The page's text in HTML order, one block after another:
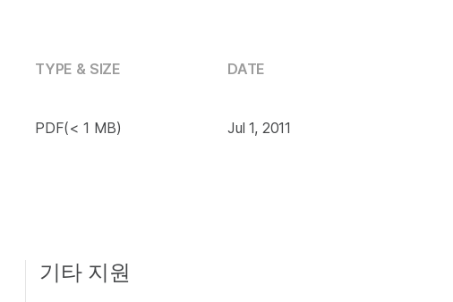
TYPE & SIZE DATE
PDF(< 1 MB) Jul 1, 2011
기타 지원